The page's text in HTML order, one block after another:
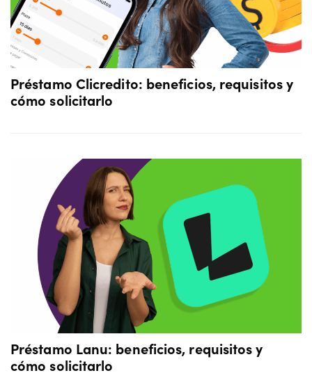
Préstamo Clicredito: beneficios, requisitos y
cómo solicitarlo
Préstamo Lanu: beneficios, requisitos y
cómo solicitarlo